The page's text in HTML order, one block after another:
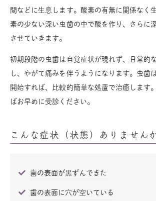
間などに生息します。酸素の有無に関係なく
素の少ない深い虫歯の中で酸を作り、さらに
させていきます。
初期段階の虫歯は自覚症状が現れず、日常的
し、やがて痛みを伴うようになります。虫歯
開始すれば、比較的簡単な処置で治癒します
ばお早めに受診ください。
こんな症状（状態）ありません
歯の表面が黒ずんできた
歯の表面に穴が空いている